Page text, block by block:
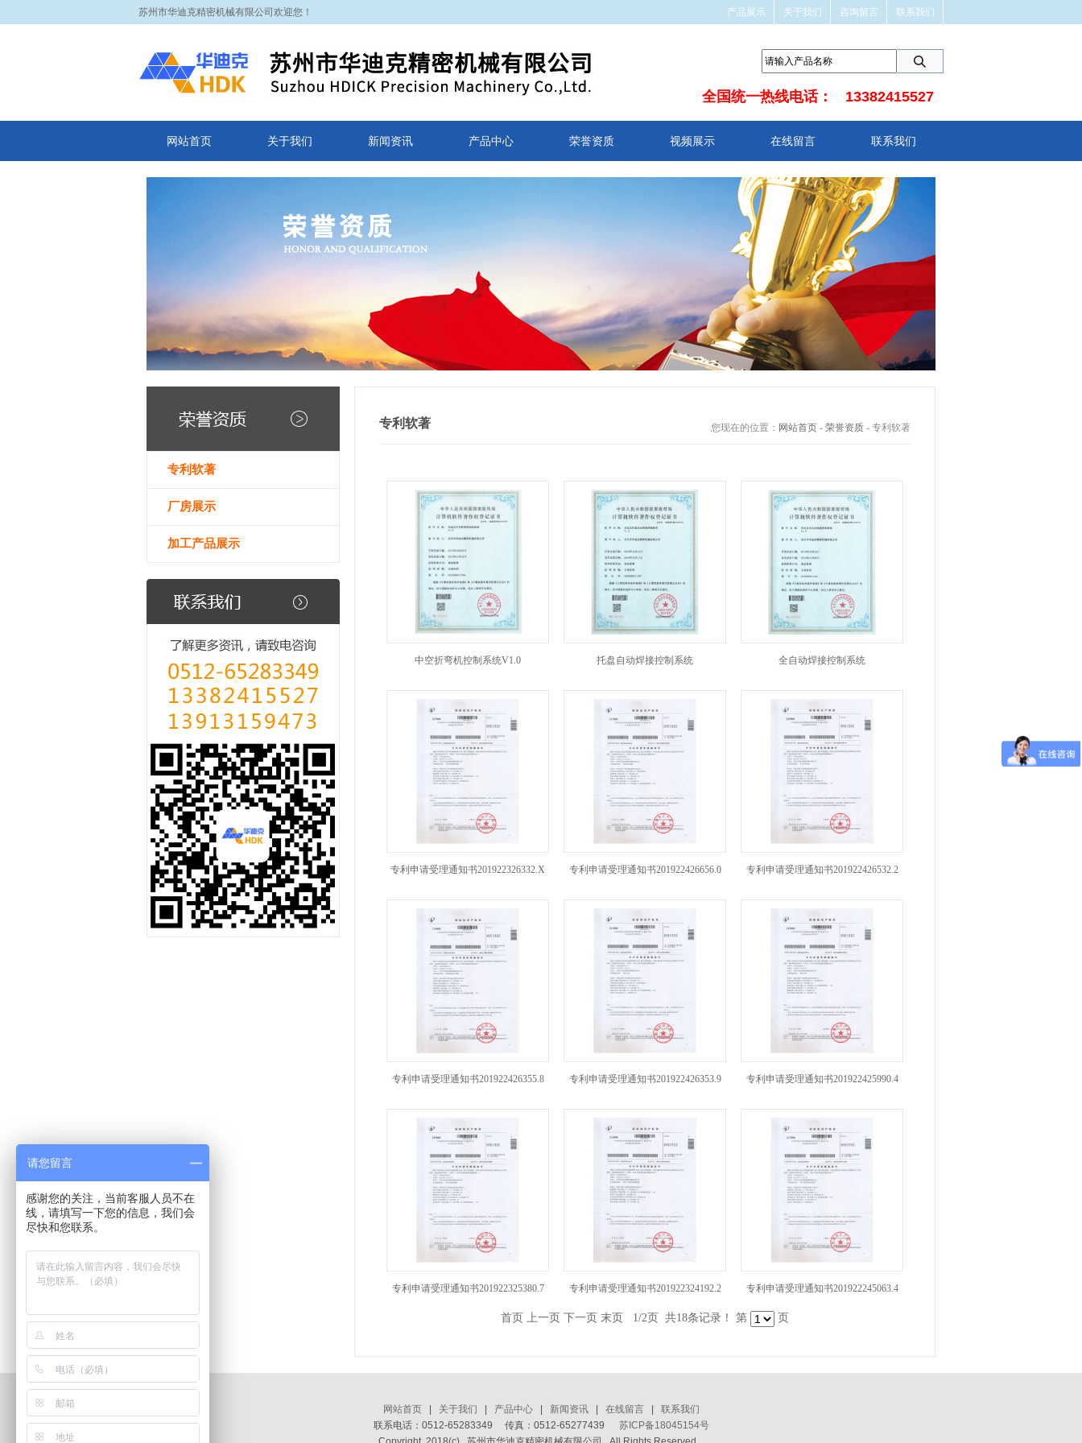
苏州市华迪克精密机械有限公司欢迎您！ 产品展示 关于我们 咨询留言 联系我们
全国统一热线电话： 13382415527
网站首页 关于我们 新闻资讯 产品中心 荣誉资质 视频展示 在线留言 联系我们
专利软著
厂房展示
加工产品展示
您现在的位置： 网站首页 - 荣誉资质 - 专利软著
专利软著
中空折弯机控制系统V1.0 托盘自动焊接控制系统 全自动焊接控制系统
专利申请受理通知书201922326332.X 专利申请受理通知书201922426656.0 专利申请受理通知书201922426532.2
专利申请受理通知书201922426355.8 专利申请受理通知书201922426353.9 专利申请受理通知书201922425990.4
专利申请受理通知书201922325380.7 专利申请受理通知书201922324192.2 专利申请受理通知书201922245063.4
首页 上一页 下一页 末页 1/2页 共18条记录！ 第 页
网站首页| 关于我们 产品中心| 新闻资讯| 在线留言| 联系我们
联系电话：0512-65283349 传真：0512-65277439 苏ICP备18045154号
请您留言
感谢您的关注，当前客服人员不在
线，请填写一下您的信息，我们会
尽快和您联系。